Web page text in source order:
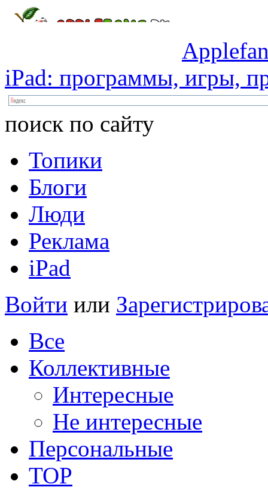
iPad: программы, игры,
поиск по сайту
Топики
Блоги
Люди
Реклама
iPad
Войти или
Все
Коллективные
Интересные
Не интересные
Персональные
TOP